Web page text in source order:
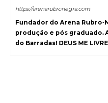
https://arenarubronegra.com
Fundador do Arena
produção e pós graduado.
do Barradas! DEUS ME